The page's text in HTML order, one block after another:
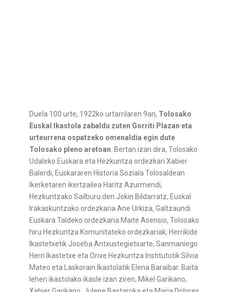
Duela 100 urte, 1922ko urtarrilaren 9an, Tolosako
Euskal Ikastola zabaldu zuten Gorriti Plazan eta
urteurrena ospatzeko omenaldia egin dute
Tolosako pleno aretoan . Bertan izan dira, Tolosako
Udaleko Euskara eta Hezkuntza ordezkari Xabier
Balerdi, Euskararen Historia Soziala Tolosaldean
Ikerketaren ikertzailea Haritz Azurmendi,
Hezkuntzako Sailburu den Jokin Bildarratz, Euskal
Irakaskuntzako ordezkaria Ane Urkiza, Galtzaundi
Euskara Taldeko ordezkaria Maite Asensio, Tolosako
hiru Hezkuntza Komunitateko ordezkariak; Herrikide
Ikastetxetik Joseba Antxustegietxarte, Sanmaniego
Herri Ikastetxe eta Orixe Hezkuntza Institutotik Silvia
Mateo eta Laskorain Ikastolatik Elena Baraibar. Baita
lehen ikastolako ikasle izan ziren, Mikel Garikano,